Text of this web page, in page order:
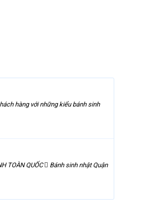
hàng với những kiểu bánh sinh
TOÀN QUỐC  Bánh sinh nhật Quận